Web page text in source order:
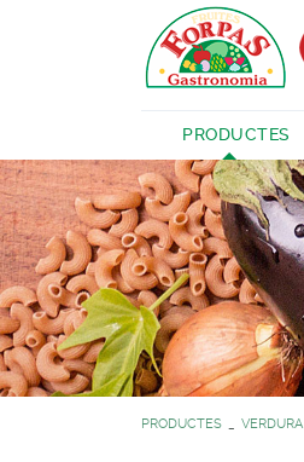
PRODUCTES
PRODUCTES VERDURA